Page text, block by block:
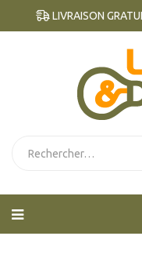
LIVRAISON